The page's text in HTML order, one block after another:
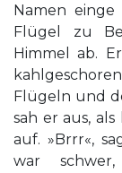
Namen
Flügel zu
Himmel ab.
Flügeln und
sah er aus,
auf. »Brrr«,
war